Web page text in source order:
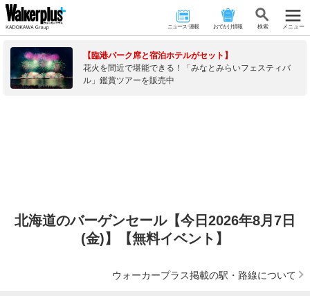
ニュース･連載 おでかけ情報 検 索 メニュー
【臨港パーク席と宿泊ホテルがセット】
花火を間近で堪能できる！「みなとみらいフェスティバ
ル」鑑賞ツアーを販売中
北海道のバーゲンセール【今日2026年8月7日
(金)】【無料イベント】
ウォーカープラス掲載の駅・路線について